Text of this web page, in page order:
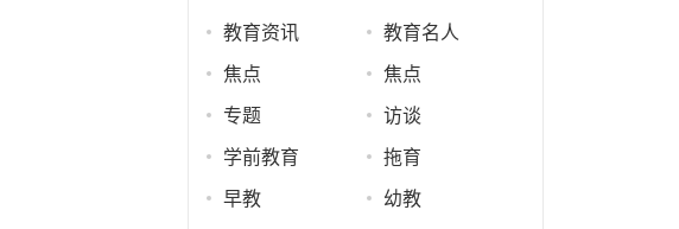
教育资讯 教育名人
焦点 焦点
专题 访谈
学前教育 拖育
早教 幼教